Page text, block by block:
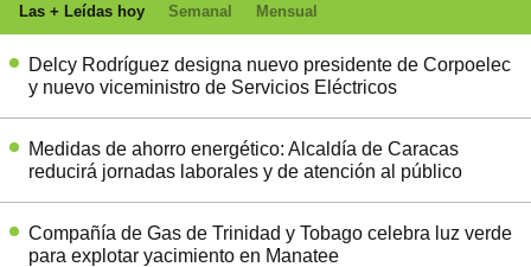
Las + Leídas hoy Semanal Mensual
Delcy Rodríguez designa nuevo presidente de Corpoelec
y nuevo viceministro de Servicios Eléctricos
Medidas de ahorro energético: Alcaldía de Caracas
reducirá jornadas laborales y de atención al público
Compañía de Gas de Trinidad y Tobago celebra luz verde
para explotar yacimiento en Manatee